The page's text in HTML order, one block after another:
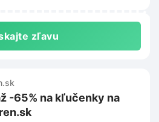
zľavu
-65% na kľučenky na